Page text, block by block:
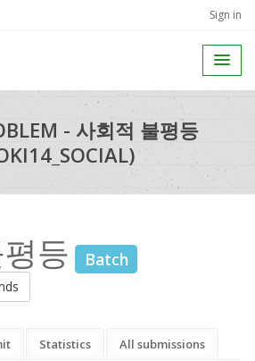
Sign in
- 사회적 불평등
등 Batch
Statistics All submissions